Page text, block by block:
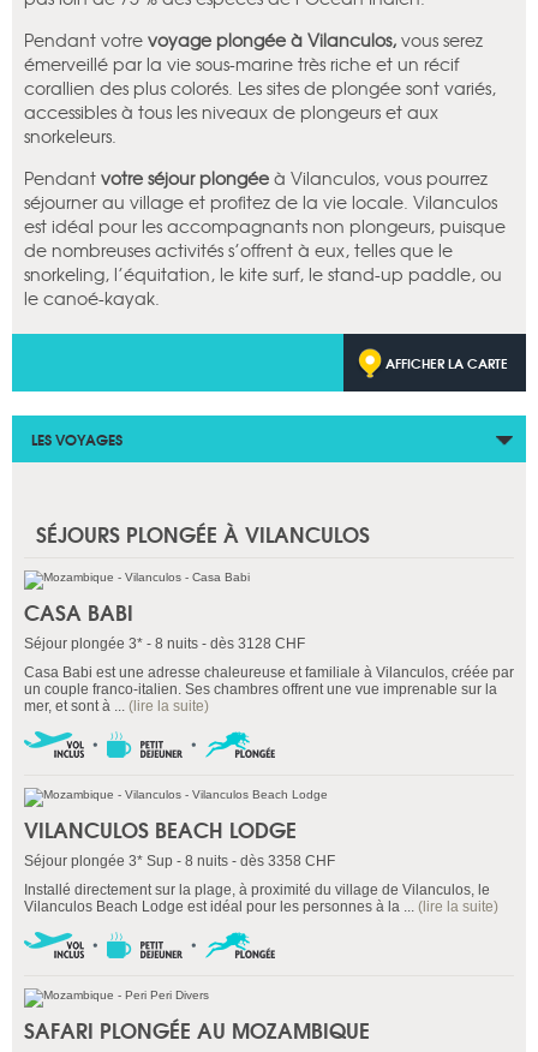
Pendant votre voyage plongée à Vilanculos, vous serez
émerveillé par la vie sous-marine très riche et un récif
corallien des plus colorés. Les sites de plongée sont variés,
accessibles à tous les niveaux de plongeurs et aux
snorkeleurs.
Pendant votre séjour plongée à Vilanculos, vous pourrez
séjourner au village et profitez de la vie locale. Vilanculos
est idéal pour les accompagnants non plongeurs, puisque
de nombreuses activités s’offrent à eux, telles que le
snorkeling, l’équitation, le kite surf, le stand-up paddle, ou
le canoé-kayak.
AFFICHER LA CARTE
LES VOYAGES
SÉJOURS PLONGÉE À VILANCULOS
CASA BABI
Séjour plongée 3* - 8 nuits - dès 3128 CHF
Casa Babi est une adresse chaleureuse et familiale à Vilanculos, créée par
un couple franco-italien. Ses chambres offrent une vue imprenable sur la
mer, et sont à ... (lire la suite)
VILANCULOS BEACH LODGE
Séjour plongée 3* Sup - 8 nuits - dès 3358 CHF
Installé directement sur la plage, à proximité du village de Vilanculos, le
Vilanculos Beach Lodge est idéal pour les personnes à la ... (lire la suite)
SAFARI PLONGÉE AU MOZAMBIQUE